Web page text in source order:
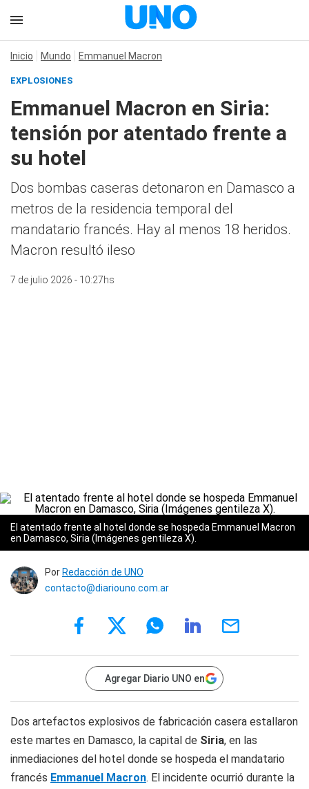
Inicio Mundo Emmanuel Macron
EXPLOSIONES
Emmanuel Macron en Siria:
tensión por atentado frente a
su hotel
Dos bombas caseras detonaron en Damasco a
metros de la residencia temporal del
mandatario francés. Hay al menos 18 heridos.
Macron resultó ileso
7 de julio 2026 - 10:27hs
El atentado frente al hotel donde se hospeda Emmanuel Macron
en Damasco, Siria (Imágenes gentileza X).
Por Redacción de UNO
contacto@diariouno.com.ar
Agregar Diario UNO en
Dos artefactos explosivos de fabricación casera estallaron
este martes en Damasco, la capital de Siria, en las
inmediaciones del hotel donde se hospeda el mandatario
francés Emmanuel Macron. El incidente ocurrió durante la